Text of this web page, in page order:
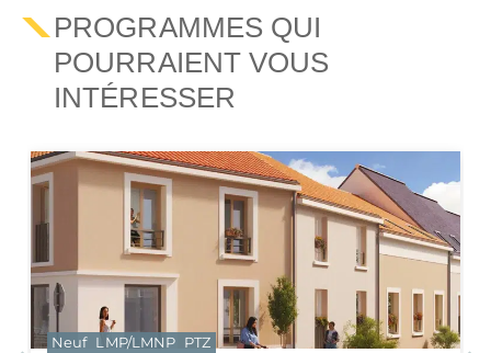
PROGRAMMES QUI
POURRAIENT VOUS
INTÉRESSER
Neuf Jeanbrun LLI PTZ